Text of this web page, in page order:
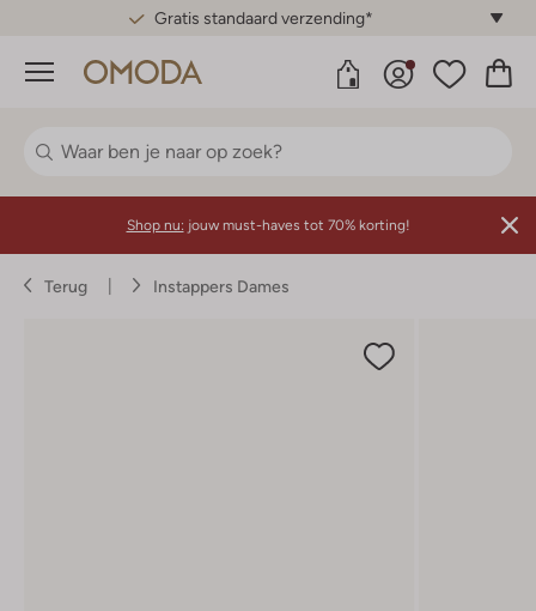
Gratis standaard verzending*
Menu
Shop nu: jouw must-haves tot 70% korting!
Terug Instappers Dames